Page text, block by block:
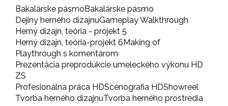
Bakalárske pásmoBakalárske pásmo
Dejiny herného dizajnuGameplay Walkthrough
Herný dizajn, teória - projekt 5
Herný dizajn, teória-projekt 6Making of
Playthrough s komentárom
Prezentácia preprodukcie umeleckého výkonu HD
ZS
Profesionálna práca HDScénografia HDShowreel
Tvorba herného dizajnuTvorba herného prostredia